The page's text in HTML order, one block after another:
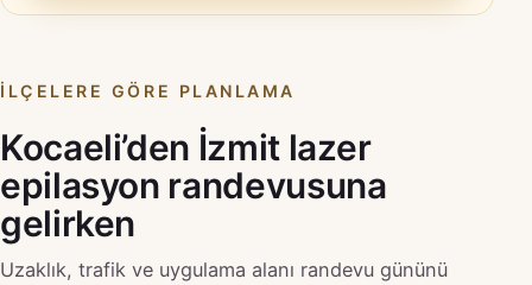
İLÇELERE GÖRE PLANLAMA
Kocaeli’den İzmit lazer
epilasyon randevusuna
gelirken
Uzaklık, trafik ve uygulama alanı randevu gününü